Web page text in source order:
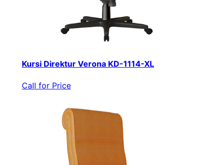
Kursi Direktur Verona KD-1114-XL
Call for Price